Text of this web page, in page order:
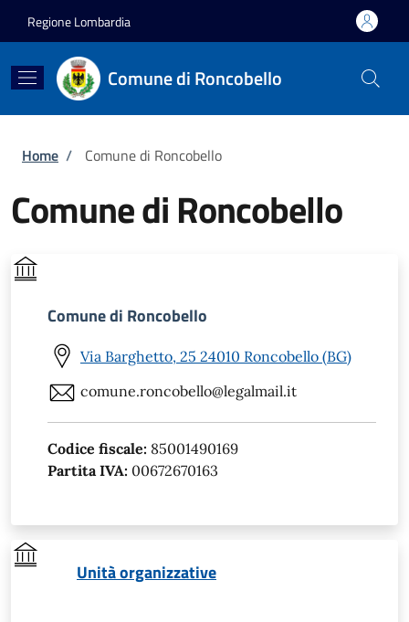
Regione Lombardia
Comune di Roncobello
Briciole di pane
Home / Comune di Roncobello
Comune di Roncobello
Comune di Roncobello
Via Barghetto, 25 24010 Roncobello (BG)
comune.roncobello@legalmail.it
Codice fiscale: 85001490169
Partita IVA: 00672670163
Unità organizzative